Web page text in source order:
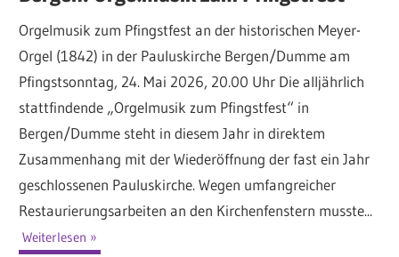
Orgelmusik zum Pfingstfest an der historischen Meyer-
Orgel (1842) in der Pauluskirche Bergen/Dumme am
Pfingstsonntag, 24. Mai 2026, 20.00 Uhr Die alljährlich
stattfindende „Orgelmusik zum Pfingstfest“ in
Bergen/Dumme steht in diesem Jahr in direktem
Zusammenhang mit der Wiederöffnung der fast ein Jahr
geschlossenen Pauluskirche. Wegen umfangreicher
Restaurierungsarbeiten an den Kirchenfenstern musste...
Weiterlesen